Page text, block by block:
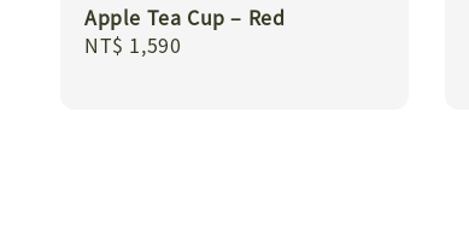
Apple Tea Cup – Red
Regular
NT$ 1,590